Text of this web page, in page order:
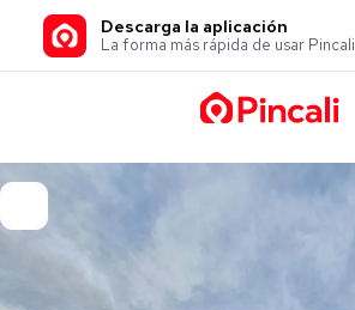
Descarga la aplicación
La forma más rápida de usar Pincali